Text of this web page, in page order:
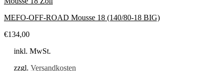
MEFO-OFF-ROAD Mousse 18 (140/80-18 BIG)
€134,00
inkl. MwSt.
zzgl. Versandkosten